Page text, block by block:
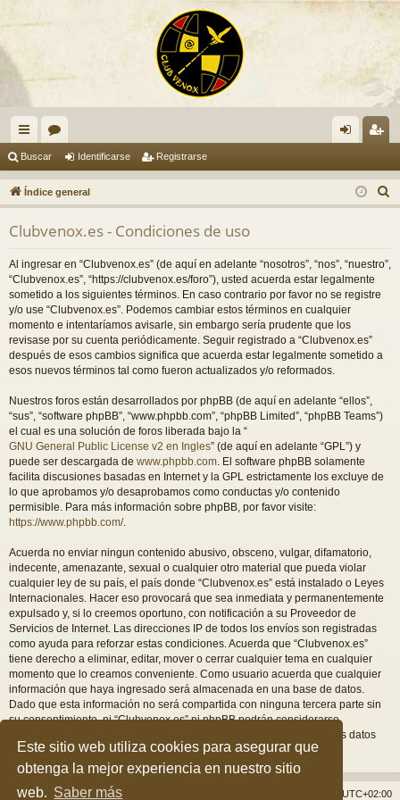
Este sitio web utiliza cookies para asegurar que
obtenga la mejor experiencia en nuestro sitio
web. Saber más
nl
ac
es
rá
pi
do
s
or
os nti
fic
se
ist
ra
e
Buscar Identificarse Registrarse
Índice general
u
Clubvenox.es - Condiciones de uso
Al ingresar en “Clubvenox.es” (de aquí en adelante “nosotros”, “nos”, “nuestro”,
“Clubvenox.es”, “https://clubvenox.es/foro”), usted acuerda estar legalmente
sometido a los siguientes términos. En caso contrario por favor no se registre
y/o use “Clubvenox.es”. Podemos cambiar estos términos en cualquier
momento e intentaríamos avisarle, sin embargo sería prudente que los
revisase por su cuenta periódicamente. Seguir registrado a “Clubvenox.es”
después de esos cambios significa que acuerda estar legalmente sometido a
esos nuevos términos tal como fueron actualizados y/o reformados.
Nuestros foros están desarrollados por phpBB (de aquí en adelante “ellos”,
“sus”, “software phpBB”, “www.phpbb.com”, “phpBB Limited”, “phpBB Teams”)
el cual es una solución de foros liberada bajo la “
GNU General Public License v2 en Ingles” (de aquí en adelante “GPL”) y
puede ser descargada de www.phpbb.com . El software phpBB solamente
facilita discusiones basadas en Internet y la GPL estrictamente los excluye de
lo que aprobamos y/o desaprobamos como conductas y/o contenido
permisible. Para más información sobre phpBB, por favor visite:
https://www.phpbb.com/.
Acuerda no enviar ningun contenido abusivo, obsceno, vulgar, difamatorio,
indecente, amenazante, sexual o cualquier otro material que pueda violar
cualquier ley de su país, el país donde “Clubvenox.es” está instalado o Leyes
Internacionales. Hacer eso provocará que sea inmediata y permanentemente
expulsado y, si lo creemos oportuno, con notificación a su Proveedor de
Servicios de Internet. Las direcciones IP de todos los envíos son registradas
como ayuda para reforzar estas condiciones. Acuerda que “Clubvenox.es”
tiene derecho a eliminar, editar, mover o cerrar cualquier tema en cualquier
momento que lo creamos conveniente. Como usuario acuerda que cualquier
información que haya ingresado será almacenada en una base de datos.
Dado que esta información no será compartida con ninguna tercera parte sin
su consentimiento, ni “Clubvenox.es” ni phpBB podrán considerarse
responsables por cualquier intento de hacking que conlleve a que los datos
sean comprometidos.
Índice general UTC+02:00